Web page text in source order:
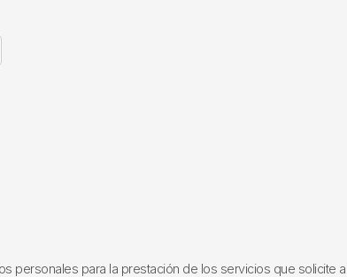
para la prestación de los servicios que solicite